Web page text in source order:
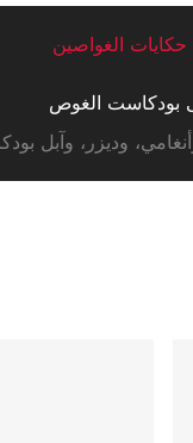
الغواصين
بودكاست الغوص
وديزر، وآبل